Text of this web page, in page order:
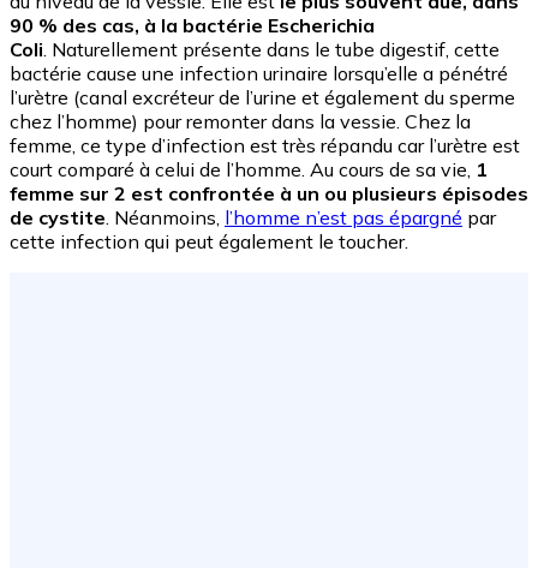
90 % des cas, à la bactérie Escherichia
Coli. Naturellement présente dans le tube digestif, cette
bactérie cause une infection urinaire lorsqu’elle a pénétré
l’urètre (canal excréteur de l’urine et également du sperme
chez l’homme) pour remonter dans la vessie. Chez la
femme, ce type d’infection est très répandu car l’urètre est
court comparé à celui de l’homme. Au cours de sa vie, 1
femme sur 2 est confrontée à un ou plusieurs épisodes
de cystite. Néanmoins, l’homme n’est pas épargné par
cette infection qui peut également le toucher.